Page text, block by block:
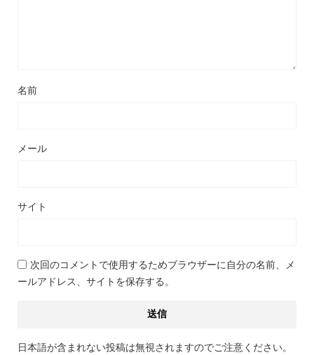
名前
メール
サイト
次回のコメントで使用するためブラウザーに自分の名前、メ
ールアドレス、サイトを保存する。
日本語が含まれない投稿は無視されますのでご注意ください。